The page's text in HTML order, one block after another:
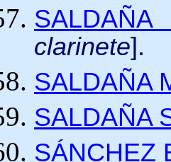
clarinete].
SALDAÑA
SALDAÑA
SÁNCHEZ